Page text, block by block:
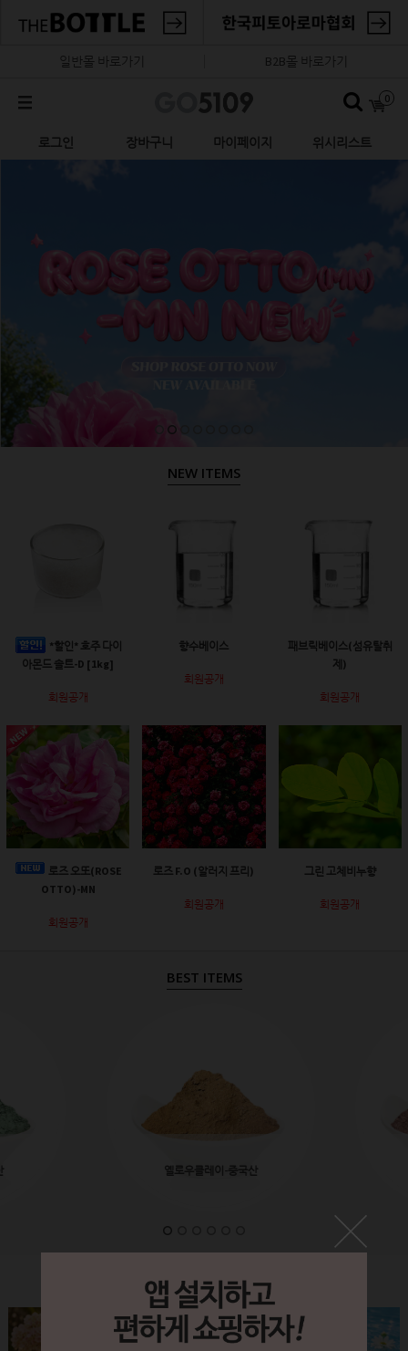
일반몰 바로가기 B2B몰 바로가기
0
로그인 장바구니 마이페이지 위시리스트
NEW ITEMS
*할인* 호주 다이
아몬드 솔트-D [1kg]
회원공개
향수베이스
회원공개
패브릭베이스(섬유탈취
제)
회원공개
로즈 오또(ROSE
OTTO)-MN
회원공개
로즈 F.O (알러지 프리)
회원공개
그린 고체비누향
회원공개
BEST ITEMS
옐로우클레이-중국산
Label&Bottle